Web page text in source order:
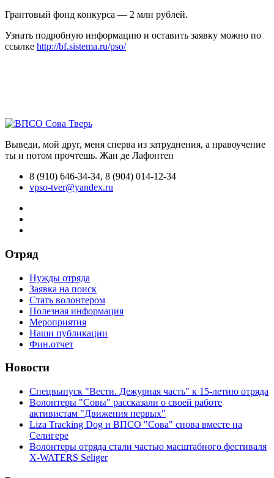
Грантовый фонд конкурса — 2 млн рублей.
Узнать подробную информацию и оставить заявку можно по
ссылке http://bf.sistema.ru/pso/
Выведи, мой друг, меня сперва из затруднения, а нравоучение
ты и потом прочтешь. Жан де Лафонтен
8 (910) 646-34-34, 8 (904) 014-12-34
vpso-tver@yandex.ru
Отряд
Нужды отряда
Заявка на поиск
Стать волонтером
Полезная информация
Мероприятия
Наши публикации
Фин.отчет
Новости
Спецвыпуск "Вести. Дежурная часть" к 15-летию отряда
Волонтеры "Совы" рассказали о своей работе
активистам "Движения первых"
Liza Tracking Dog и ВПСО "Сова" снова вместе на
Селигере
Волонтеры отряда стали частью масштабного фестиваля
X-WATERS Seliger